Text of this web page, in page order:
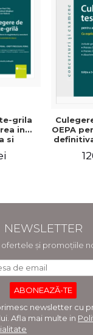
grila
in
si
-
OEPA
NEWSLETTER
ofertele și promoțiile
newsletter cu
Afla mai multe in